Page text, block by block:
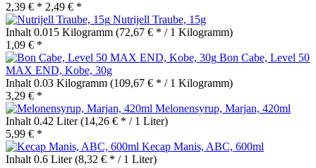
2,39 € * 2,49 € *
Nutrijell Traube, 15g
Inhalt 0.015 Kilogramm (72,67 € * / 1 Kilogramm)
1,09 € *
Bon Cabe, Level 50
MAX END, Kobe, 30g
Inhalt 0.03 Kilogramm (109,67 € * / 1 Kilogramm)
3,29 € *
Melonensyrup, Marjan, 420ml
Inhalt 0.42 Liter(14,26 € * / 1 Liter)
5,99 € *
Kecap Manis, ABC, 600ml
Inhalt 0.6 Liter(8,32 € * / 1 Liter)